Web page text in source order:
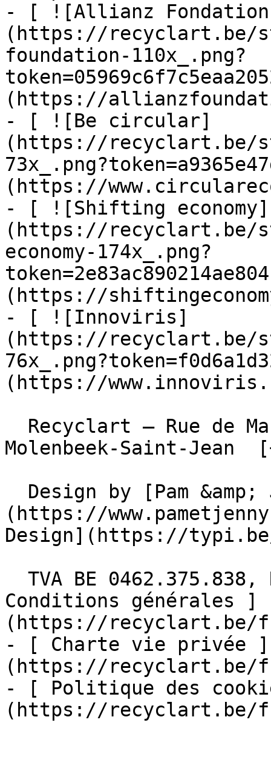
- [ ![Allianz
(https://recyclart.be/
foundation-110x_.png?
(https://
- [ ![Be circular]
(https://recyclart.be/
(https://
- [ ![Shifting economy]
(https://recyclart.be/
economy-174x_.png?
(https://
- [ ![Innoviris]
(https://recyclart.be/
(https://
Molenbeek-Saint-
(https://
Design](https://
Conditions générales ]
(https://recyclart.be/
- [ Charte vie privée ]
(https://recyclart.be/
- [ Politique des